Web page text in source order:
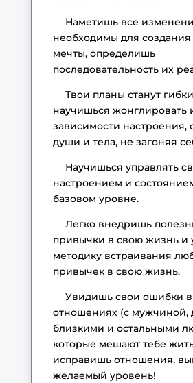
Наметишь все
необходимы для
мечты, определишь
последовательность их
Твои планы станут
научишься жонглировать
зависимости настроения,
души и тела, не загоняя
Научишься управлять
настроением и
базовом уровне.
Легко внедришь
привычки в свою жизнь и
методику встраивания
привычек в свою жизнь.
Увидишь свои ошибки в
отношениях (с мужчиной,
близкими и остальными
которые мешают тебе
исправишь отношения,
желаемый уровень!